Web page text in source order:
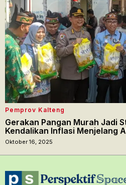
Pemprov Kalteng
Gerakan Pangan Murah Jadi
Kendalikan Inflasi Menjelang
Oktober 16, 2025